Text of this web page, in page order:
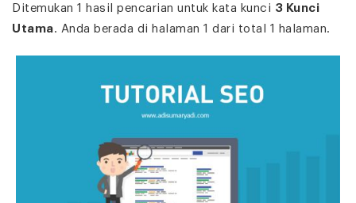
Ditemukan 1 hasil pencarian untuk kata kunci 3 Kunci
Utama. Anda berada di halaman 1 dari total 1 halaman.